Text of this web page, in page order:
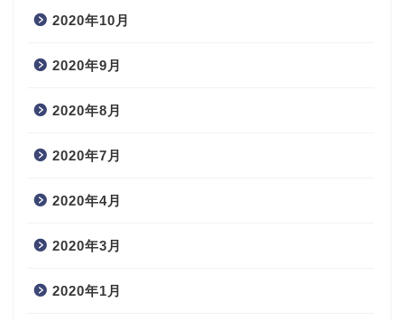
2020年10月
2020年9月
2020年8月
2020年7月
2020年4月
2020年3月
2020年1月